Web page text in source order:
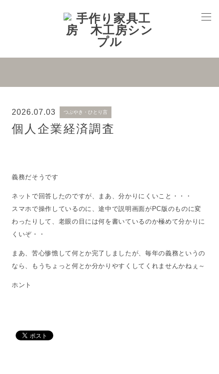
2026.07.03 つぶやき・ひとり言
個人企業経済調査
義務だそうです
ネットで回答したのですが、まあ、分かりにくいこと・・・
スマホで操作しているのに、途中で説明画面がPC版のものに変
わったりして、老眼の目には何を書いているのか極めて分かりに
くいぞ・・
まあ、苦心惨憺して何とか完了しましたが、毎年の義務というの
なら、もうちょっと何とか分かりやすくしてくれませんかねぇ～
ホント